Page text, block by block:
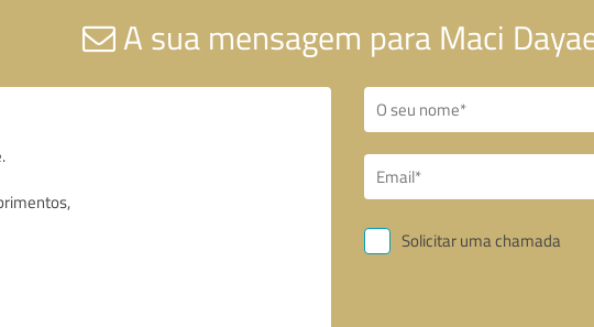
A sua mensagem para Maci
Solicitar uma chamada